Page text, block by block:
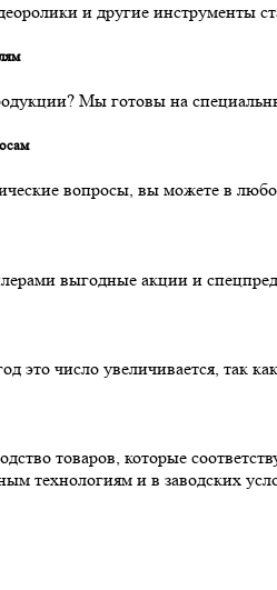
и другие инструменты
Мы готовы на
вопросы, вы можете в
выгодные акции и
это число увеличивается, так
товаров, которые
технологиям и в заводских